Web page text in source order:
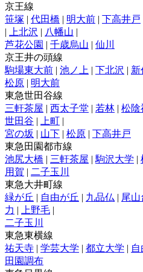
京王線
笹塚 | 代田橋 | 明大前 | 下高井戸
|
上北沢 | 八幡山 |
芦花公園 | 千歳烏山 | 仙川
京王井の頭線
駒場東大前 | 池ノ上 | 下北沢 | 新
松原 | 明大前
東急世田谷線
三軒茶屋 | 西太子堂 | 若林 | 松陰
世田谷 | 上町 |
宮の坂 | 山下 | 松原 | 下高井戸
東急田園都市線
池尻大橋 | 三軒茶屋 | 駒沢大学 |
用賀 | 二子玉川
東急大井町線
緑が丘 | 自由が丘 | 九品仏 | 尾山
力 | 上野毛 |
二子玉川
東急東横線
祐天寺 | 学芸大学 | 都立大学 | 自
田園調布